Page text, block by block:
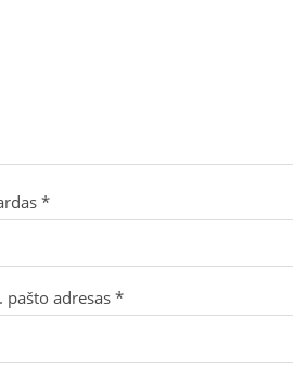
*
pašto adresas *